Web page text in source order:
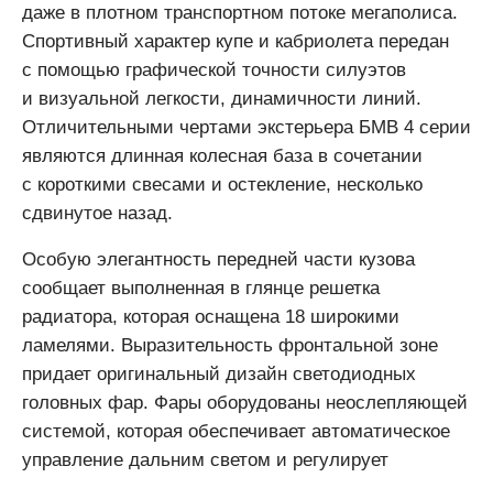
даже в плотном транспортном потоке мегаполиса.
Спортивный характер купе и кабриолета передан
с помощью графической точности силуэтов
и визуальной легкости, динамичности линий.
Отличительными чертами экстерьера БМВ 4 серии
являются длинная колесная база в сочетании
с короткими свесами и остекление, несколько
сдвинутое назад.
Особую элегантность передней части кузова
сообщает выполненная в глянце решетка
радиатора, которая оснащена 18 широкими
ламелями. Выразительность фронтальной зоне
придает оригинальный дизайн светодиодных
головных фар. Фары оборудованы неослепляющей
системой, которая обеспечивает автоматическое
управление дальним светом и регулирует